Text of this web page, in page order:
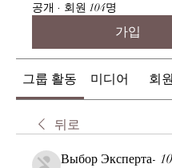
공개 · 회원 104명
가입
그룹 활동 미디어 회원
뒤로
Выбор Эксперта-